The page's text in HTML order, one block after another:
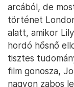
arcából, de
történet
alatt, amikor
hordó hősnő
tisztes
film gonosza,
nagyon zabos